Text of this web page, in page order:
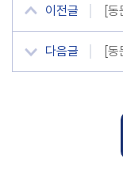
이전글
다음글